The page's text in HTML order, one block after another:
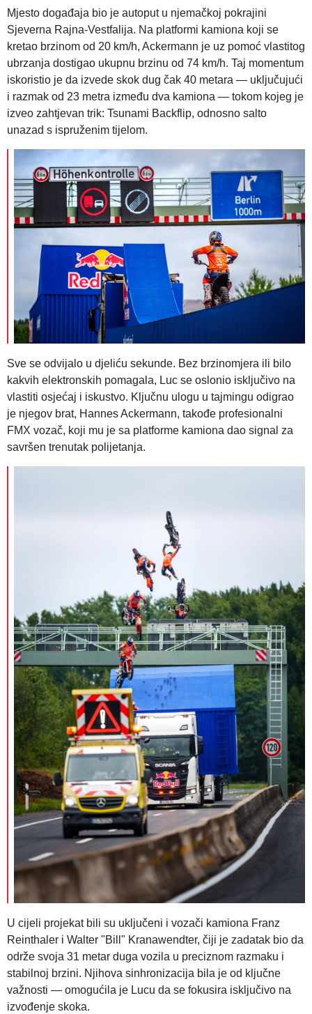
Mjesto događaja bio je autoput u njemačkoj pokrajini
Sjeverna Rajna-Vestfalija. Na platformi kamiona koji se
kretao brzinom od 20 km/h, Ackermann je uz pomoć vlastitog
ubrzanja dostigao ukupnu brzinu od 74 km/h. Taj momentum
iskoristio je da izvede skok dug čak 40 metara — uključujući
i razmak od 23 metra između dva kamiona — tokom kojeg je
izveo zahtjevan trik: Tsunami Backflip, odnosno salto
unazad s ispruženim tijelom.
Sve se odvijalo u djeliću sekunde. Bez brzinomjera ili bilo
kakvih elektronskih pomagala, Luc se oslonio isključivo na
vlastiti osjećaj i iskustvo. Ključnu ulogu u tajmingu odigrao
je njegov brat, Hannes Ackermann, takođe profesionalni
FMX vozač, koji mu je sa platforme kamiona dao signal za
savršen trenutak polijetanja.
U cijeli projekat bili su uključeni i vozači kamiona Franz
Reinthaler i Walter "Bill" Kranawendter, čiji je zadatak bio da
održe svoja 31 metar duga vozila u preciznom razmaku i
stabilnoj brzini. Njihova sinhronizacija bila je od ključne
važnosti — omogućila je Lucu da se fokusira isključivo na
izvođenje skoka.